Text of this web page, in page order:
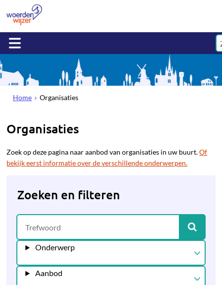
Home Organisaties
Organisaties
Zoek op deze pagina naar aanbod van organisaties in uw buurt.Of
bekijk eerst informatie over de verschillende onderwerpen.
Zoeken en filteren
Onderwerp
Aanbod